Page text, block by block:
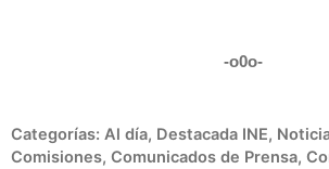
-o0o-
Categorías: Al día, Destacada INE,
Comisiones, Comunicados de Prensa,